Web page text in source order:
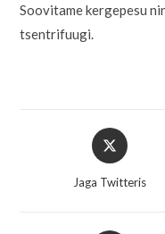
Soovitame kergepesu
tsentrifuugi.
Jaga Twitteris